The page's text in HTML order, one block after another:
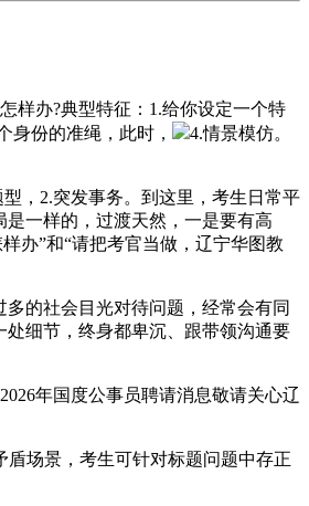
样办?典型特征：1.给你设定一个特
身份的准绳，此时，
4.情景模仿。
，2.突发事务。到这里，考生日常平
一样的，过渡天然，一是要有高
办”和“请把考官当做，辽宁华图教
的社会目光对待问题，经常会有同
细节，终身都卑沉、跟带领沟通要
年国度公事员聘请消息敬请关心辽
场景，考生可针对标题问题中存正